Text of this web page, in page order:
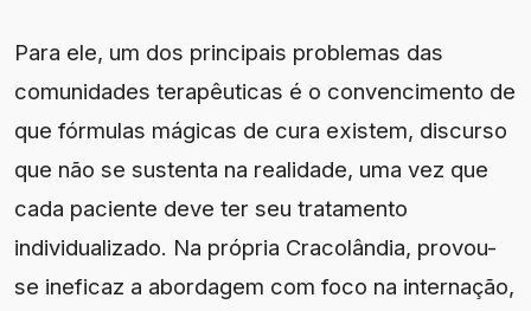
Para ele, um dos principais problemas das
comunidades terapêuticas é o convencimento de
que fórmulas mágicas de cura existem, discurso
que não se sustenta na realidade, uma vez que
cada paciente deve ter seu tratamento
individualizado. Na própria Cracolândia, provou-
se ineficaz a abordagem com foco na internação,